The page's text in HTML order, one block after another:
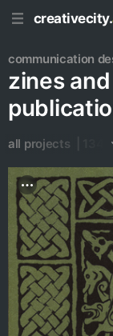
creativecity.
communication
zines
all projects  | 134